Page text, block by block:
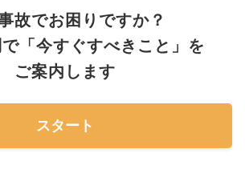
故でお困りですか？
「今すぐすべきこと」を
ご案内します
スタート